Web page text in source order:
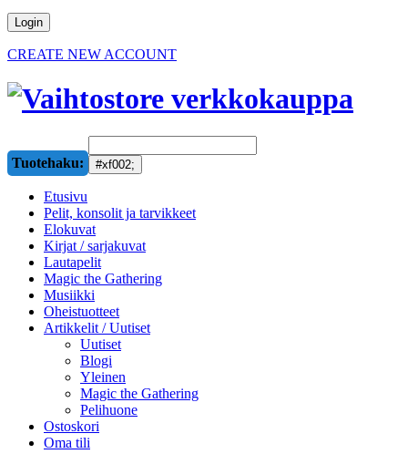
CREATE NEW ACCOUNT
Tuotehaku:
Etusivu
Pelit, konsolit ja tarvikkeet
Elokuvat
Kirjat / sarjakuvat
Lautapelit
Magic the Gathering
Musiikki
Oheistuotteet
Artikkelit / Uutiset
Uutiset
Blogi
Yleinen
Magic the Gathering
Pelihuone
Ostoskori
Oma tili